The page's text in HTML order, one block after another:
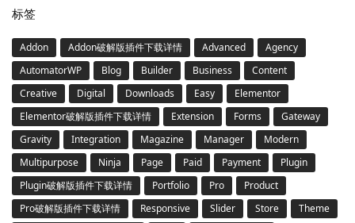
标签
Addon Addon破解版插件下载详情 Advanced
Agency
AutomatorWP
Blog Builder Business
Content
Creative
Digital Downloads Easy
Elementor
Elementor破解版插件下载详情
Extension Forms
Gateway
Gravity
Integration Magazine Manager
Modern
Multipurpose
Ninja Page Paid Payment
Plugin
Plugin破解版插件下载详情
Portfolio Pro
Product
Pro破解版插件下载详情
Responsive Slider Store
Theme